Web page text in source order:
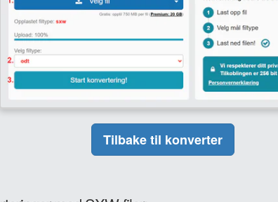
Tilbake til konverter